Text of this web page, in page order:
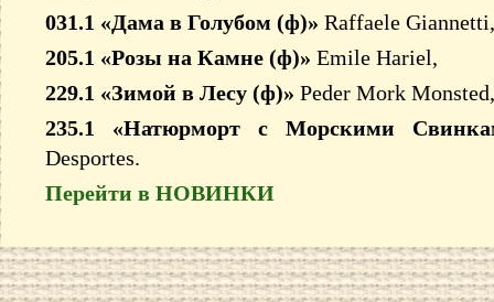
031.1 «Дама в Голубом (ф)» Raffaele Giannetti,
205.1 «Розы на Камне (ф)» Emile Hariel,
229.1 «Зимой в Лесу (ф)» Peder Mork Monsted,
235.1 «Натюрморт с Морскими
Desportes.
Перейти в НОВИНКИ